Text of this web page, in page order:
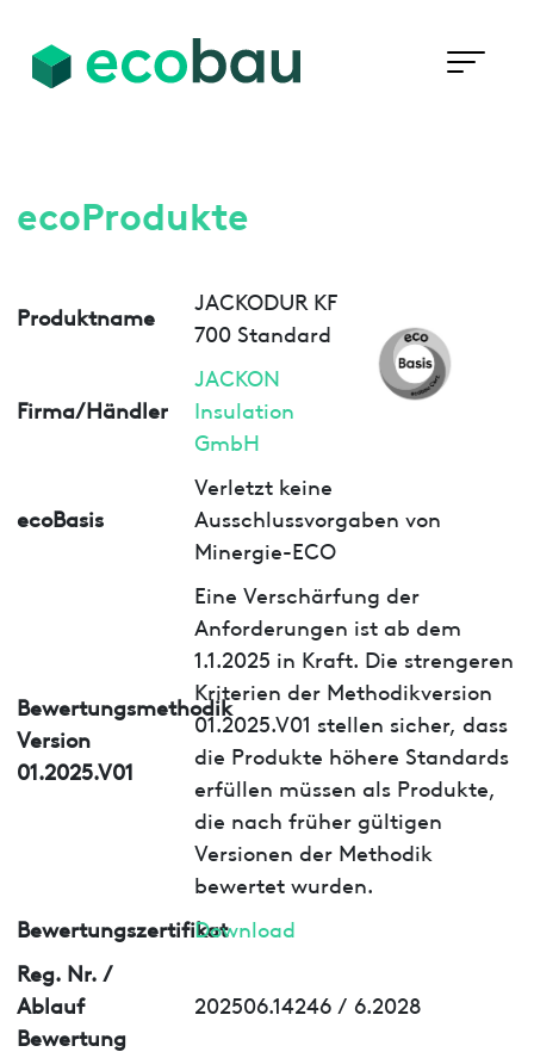
ecoProdukte
Produktname
JACKODUR KF
700 Standard
Firma/Händler
JACKON
Insulation
GmbH
ecoBasis
Verletzt keine
Ausschlussvorgaben von
Minergie-ECO
Bewertungsmethodik
Version
01.2025.V01
Eine Verschärfung der
Anforderungen ist ab dem
1.1.2025 in Kraft. Die strengeren
Kriterien der Methodikversion
01.2025.V01 stellen sicher, dass
die Produkte höhere Standards
erfüllen müssen als Produkte,
die nach früher gültigen
Versionen der Methodik
bewertet wurden.
BewertungszertifikatDownload
Reg. Nr. /
Ablauf
Bewertung
202506.14246 / 6.2028